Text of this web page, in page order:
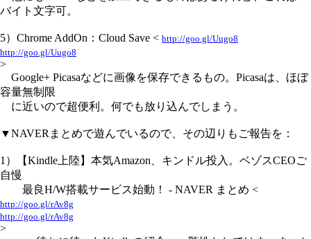
バイト文字可。
5）Chrome AddOn：Cloud Save < http://goo.gl/Uugo8
http://goo.gl/Uugo8
>
Google+ Picasaなどに画像を保存できるもの。Picasaは、ほぼ
容量無制限
に近いので超便利。何でも放り込んでしまう。
▼NAVERまとめで遊んでいるので、その辺りもご報告を：
1）【Kindle上陸】本気Amazon、キンドル投入。ベゾスCEOご
自慢
最良H/W搭載サービス始動！ - NAVER まとめ <
http://goo.gl/rAv8g
http://goo.gl/rAv8g
>